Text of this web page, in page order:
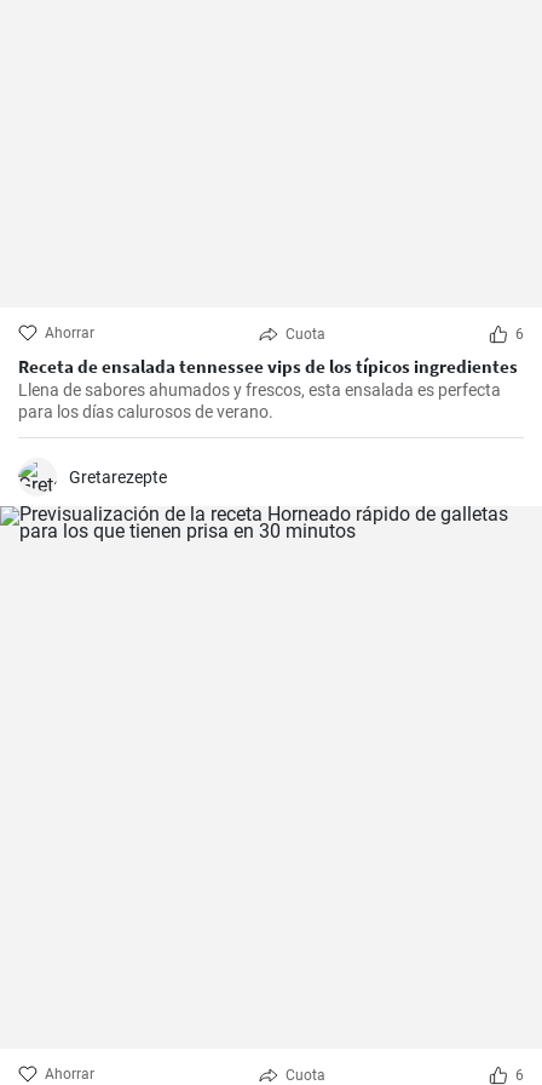
Ahorrar Cuota 6
Receta de ensalada tennessee vips de los típicos ingredientes
Llena de sabores ahumados y frescos, esta ensalada es perfecta
para los días calurosos de verano.
Gretarezepte
Ahorrar Cuota 6